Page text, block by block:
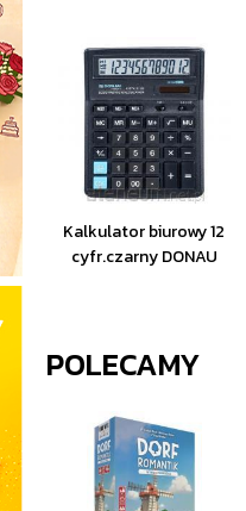
Kalkulator biurowy 12
cyfr.czarny DONAU
POLECAMY